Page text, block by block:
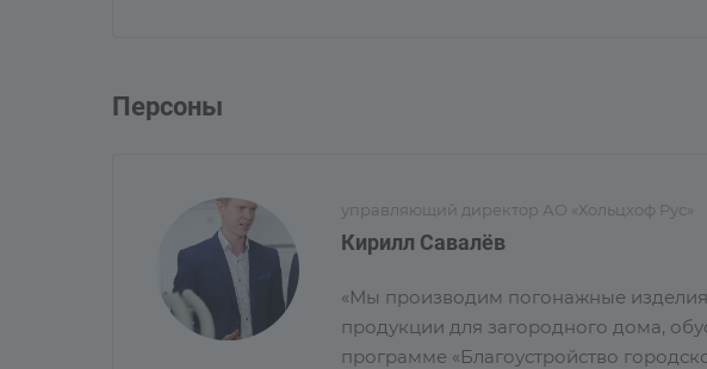
Персоны
управляющий директор АО «Хольцхоф Рус»
Кирилл Савалёв
«Мы производим погонажные
продукции для загородного дома,
программе «Благоустройство